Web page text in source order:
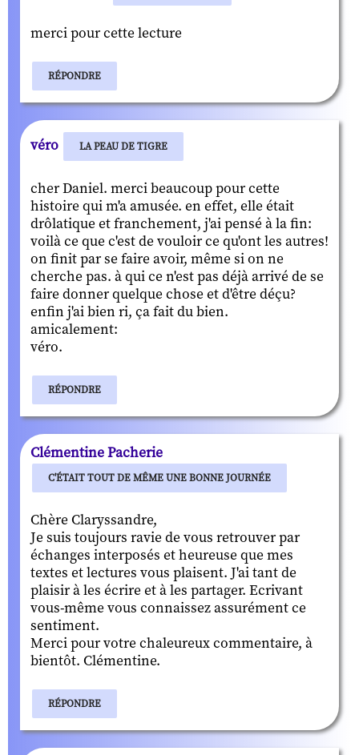
merci pour cette lecture
RÉPONDRE
véro LA PEAU DE TIGRE
cher Daniel. merci beaucoup pour cette
histoire qui m'a amusée. en effet, elle était
drôlatique et franchement, j'ai pensé à la fin:
voilà ce que c'est de vouloir ce qu'ont les autres!
on finit par se faire avoir, même si on ne
cherche pas. à qui ce n'est pas déjà arrivé de se
faire donner quelque chose et d'être déçu?
enfin j'ai bien ri, ça fait du bien.
amicalement:
véro.
RÉPONDRE
Clémentine Pacherie
C'ÉTAIT TOUT DE MÊME UNE BONNE JOURNÉE
Chère Claryssandre,
Je suis toujours ravie de vous retrouver par
échanges interposés et heureuse que mes
textes et lectures vous plaisent. J'ai tant de
plaisir à les écrire et à les partager. Ecrivant
vous-même vous connaissez assurément ce
sentiment.
Merci pour votre chaleureux commentaire, à
bientôt. Clémentine.
RÉPONDRE